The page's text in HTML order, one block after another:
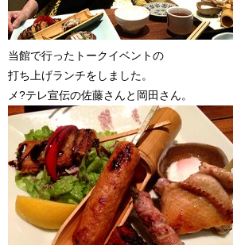
当館で行ったトークイベントの
打ち上げランチをしました。
メ?テレ宣伝の佐藤さんと岡田さん。